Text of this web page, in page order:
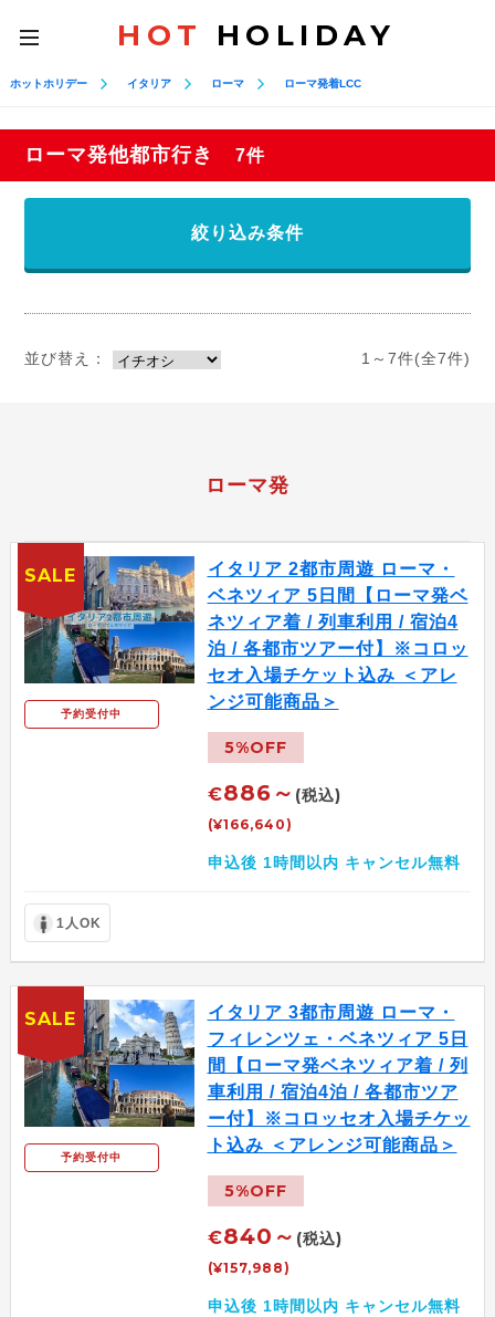
toggle
navigation
HOT HOLIDAY
ホットホリデー イタリア ローマ ローマ発着LCC
ローマ発他都市行き 7件
絞り込み条件
並び替え： 1～7件(全7件)
ローマ発
予約受付中
イタリア 2都市周遊 ローマ・
ベネツィア 5日間【ローマ発ベ
ネツィア着 / 列車利用 / 宿泊4
泊 / 各都市ツアー付】※コロッ
セオ入場チケット込み ＜アレ
ンジ可能商品＞
5%OFF
€886～ (税込)
(¥166,640)
申込後 1時間以内 キャンセル無料
1人OK
SALE
予約受付中
イタリア 3都市周遊 ローマ・
フィレンツェ・ベネツィア 5日
間【ローマ発ベネツィア着 / 列
車利用 / 宿泊4泊 / 各都市ツア
ー付】※コロッセオ入場チケッ
ト込み ＜アレンジ可能商品＞
5%OFF
€840～ (税込)
(¥157,988)
申込後 1時間以内 キャンセル無料
SALE